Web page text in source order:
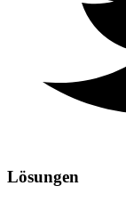
Lösungen